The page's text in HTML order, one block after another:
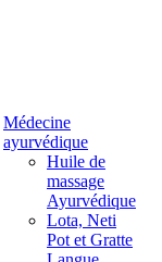
Médecine
ayurvédique
Huile de
massage
Ayurvédique
Lota, Neti
Pot et Gratte